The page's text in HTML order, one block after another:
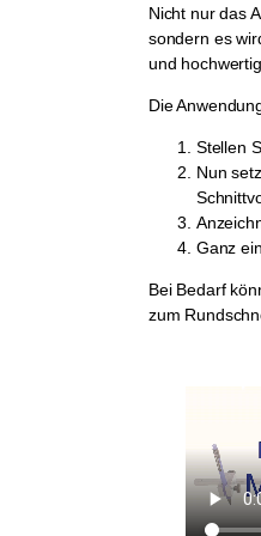
Nicht nur das
sondern es
und
Die
Stellen
Nun
Ganz
Bei Bedarf
zum